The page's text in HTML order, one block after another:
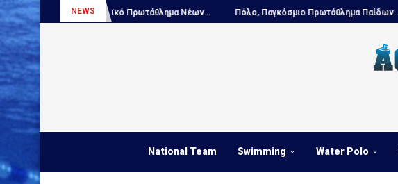
NEWS
Πόλο, Ευρωπαϊκό Πρωτάθλημα Νέων... Πόλο, Παγκόσμιο Πρωτάθλημα Παίδων...
National Team Swimming Water Polo